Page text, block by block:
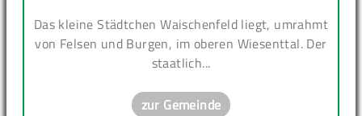
Das kleine Städtchen Waischenfeld liegt, umrahmt
von Felsen und Burgen, im oberen Wiesenttal. Der
staatlich...
zur Gemeinde